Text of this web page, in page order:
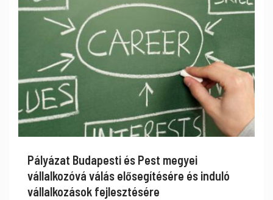
Pályázat Budapesti és Pest megyei
vállalkozóvá válás elősegítésére és induló
vállalkozások fejlesztésére